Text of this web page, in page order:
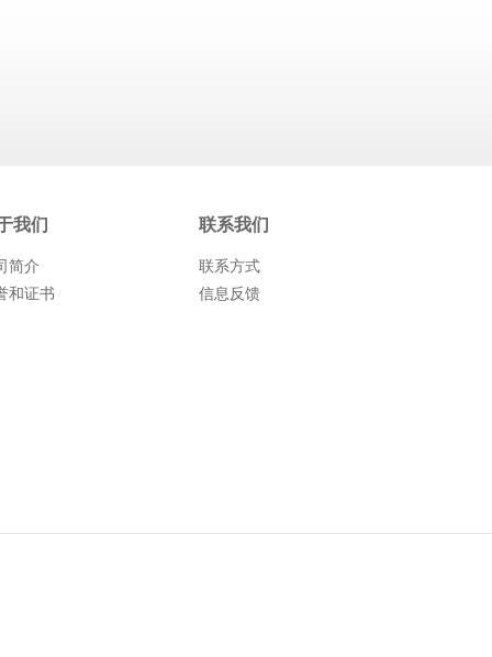
我们
简介
和证书
联系我们
联系方式
信息反馈